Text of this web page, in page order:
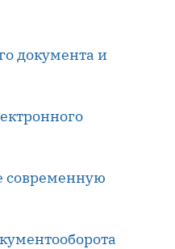
документа и
современную